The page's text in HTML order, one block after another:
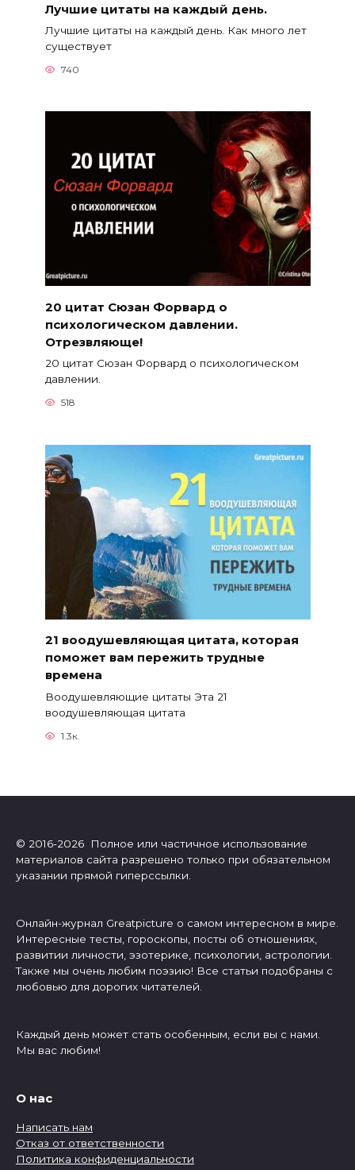
Лучшие цитаты на каждый день.
Лучшие цитаты на каждый день. Как много лет
существует
740
20 цитат Сюзан Форвард о
психологическом давлении.
Отрезвляюще!
20 цитат Сюзан Форвард о психологическом
давлении.
518
21 воодушевляющая цитата, которая
поможет вам пережить трудные
времена
Воодушевляющие цитаты Эта 21
воодушевляющая цитата
1.3к.
© 2016-2026 Полное или частичное использование
материалов сайта разрешено только при обязательном
указании прямой гиперссылки.
Онлайн-журнал Greatpicture о самом интересном в мире.
Интересные тесты, гороскопы, посты об отношениях,
развитии личности, эзотерике, психологии, астрологии.
Также мы очень любим поэзию! Все статьи подобраны с
любовью для дорогих читателей.
Каждый день может стать особенным, если вы с нами.
Мы вас любим!
О нас
Написать нам
Отказ от ответственности
Политика конфиденциальности